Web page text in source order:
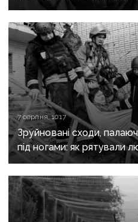
України посмертно
7 серпня, 10:17
Зруйновані сходи,
під ногами: як рятували
багатоповерхівки в